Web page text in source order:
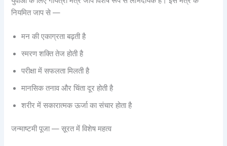
नियमित जाप से —
मन की एकाग्रता बढ़ती है
स्मरण शक्ति तेज होती है
परीक्षा में सफलता मिलती है
मानसिक तनाव और चिंता दूर होती है
शरीर में सकारात्मक ऊर्जा का संचार होता है
जन्माष्टमी पूजा — सूरत में विशेष महत्व